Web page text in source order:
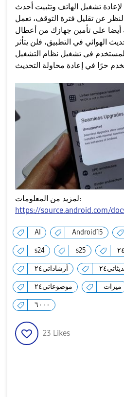
10 إلى 15 ثانية لإعادة تشغيل الهاتف وتثبيت أحدث
عن تقليل فترة التوقف، تعمل
أيضا على تأمين جهازك من أعطال
الهوائي في التطبيق، فلن يتأثر
في تشغيل نظام التشغيل
حرًا في إعادة محاولة التحديث
لمزيد من المعلومات:
https://source.android.com/
AI Android15
s24 s25
أرشاداتي٢٤
موضوعاتي٢٤ ميزات
٦٠٠٠
23 Likes